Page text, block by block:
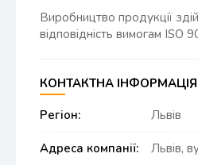
Виробництво продукції
відповідність вимогам
КОНТАКТНА ІНФОРМАЦІЯ
Регіон:
Львів
Адреса компанії: Львів,